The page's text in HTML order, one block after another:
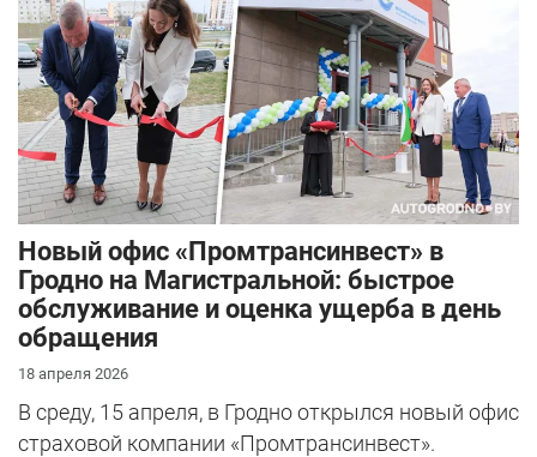
Новый офис «Промтрансинвест» в
Гродно на Магистральной: быстрое
обслуживание и оценка ущерба в день
обращения
18 апреля 2026
В среду, 15 апреля, в Гродно открылся новый офис
страховой компании «Промтрансинвест».